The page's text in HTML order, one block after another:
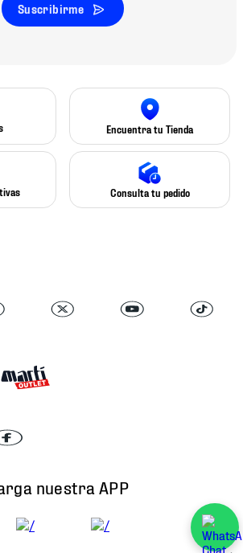
Suscribirme
Encuentra tu Tienda
Consulta tu pedido
nuestra APP